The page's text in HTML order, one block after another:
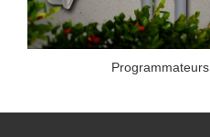
Programmateurs